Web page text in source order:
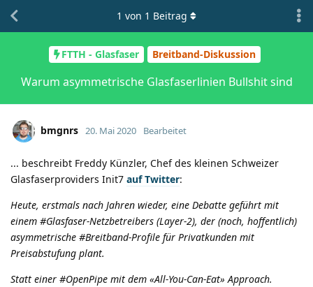
FTTH - Glasfaser Breitband-Diskussion
Warum asymmetrische Glasfaserlinien Bullshit sind
1 von 1 Beitrag
bmgnrs 20. Mai 2020 Bearbeitet
... beschreibt Freddy Künzler, Chef des kleinen Schweizer
Glasfaserproviders Init7 auf Twitter:
Heute, erstmals nach Jahren wieder, eine Debatte geführt mit
einem #Glasfaser-Netzbetreibers (Layer-2), der (noch, hoffentlich)
asymmetrische #Breitband-Profile für Privatkunden mit
Preisabstufung plant.
Statt einer #OpenPipe mit dem «All-You-Can-Eat» Approach.